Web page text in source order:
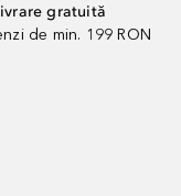
gratuită
de min. 199 RON